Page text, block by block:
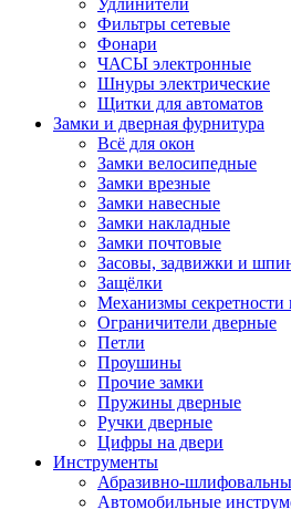
Фильтры сетевые
Фонари
ЧАСЫ электронные
Шнуры электрические
Щитки для автоматов
Замки и дверная фурнитура
Всё для окон
Замки велосипедные
Замки врезные
Замки навесные
Замки накладные
Замки почтовые
Засовы, задвижки и
Защёлки
Механизмы
Ограничители дверные
Петли
Проушины
Прочие замки
Пружины дверные
Ручки дверные
Цифры на двери
Инструменты
Абразивно-
Автомобильные